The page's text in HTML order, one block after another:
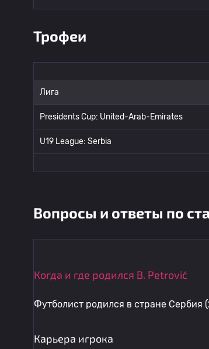
Трофеи
Лига
Presidents Cup: United-Arab-Emirates
U19 League: Serbia
Вопросы и ответы по
Когда и где родился B. Petrović
Футболист родился в стране Сербия
Карьера игрока